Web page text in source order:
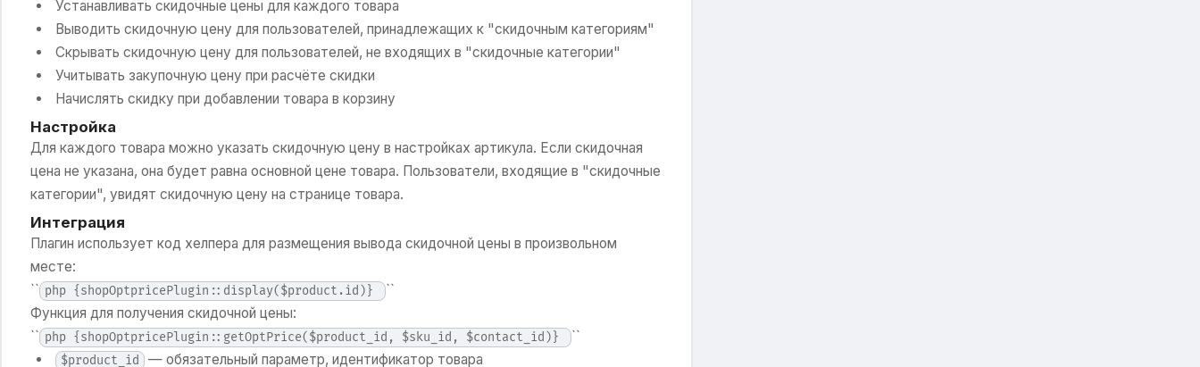
Устанавливать скидочные цены для каждого товара
Выводить скидочную цену для пользователей, принадлежащих к "скидочным категориям"
Скрывать скидочную цену для пользователей, не входящих в "скидочные категории"
Учитывать закупочную цену при расчёте скидки
Начислять скидку при добавлении товара в корзину
Настройка
Для каждого товара можно указать скидочную цену в настройках артикула. Если скидочная
цена не указана, она будет равна основной цене товара. Пользователи, входящие в "скидочные
категории", увидят скидочную цену на странице товара.
Интеграция
Плагин использует код хелпера для размещения вывода скидочной цены в произвольном
месте:
`` php {shopOptpricePlugin::display($product.id)}
``
Функция для получения скидочной цены:
`` php {shopOptpricePlugin::getOptPrice($product_id, $sku_id, $contact_id)} ``
$product_id — обязательный параметр, идентификатор товара